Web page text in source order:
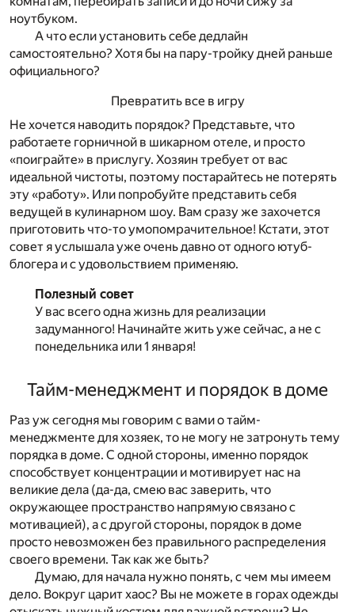
ноутбуком.
А что если установить себе дедлайн
самостоятельно? Хотя бы на пару-тройку дней раньше
официального?
Превратить все в игру
Не хочется наводить порядок? Представьте, что
работаете горничной в шикарном отеле, и просто
«поиграйте» в прислугу. Хозяин требует от вас
идеальной чистоты, поэтому постарайтесь не потерять
эту «работу». Или попробуйте представить себя
ведущей в кулинарном шоу. Вам сразу же захочется
приготовить что-то умопомрачительное! Кстати, этот
совет я услышала уже очень давно от одного ютуб-
блогера и с удовольствием применяю.
Полезный совет
У вас всего одна жизнь для реализации
задуманного! Начинайте жить уже сейчас, а не с
понедельника или 1 января!
Тайм-менеджмент и порядок в доме
Раз уж сегодня мы говорим с вами о тайм-
менеджменте для хозяек, то не могу не затронуть тему
порядка в доме. С одной стороны, именно порядок
способствует концентрации и мотивирует нас на
великие дела (да-да, смею вас заверить, что
окружающее пространство напрямую связано с
мотивацией), а с другой стороны, порядок в доме
просто невозможен без правильного распределения
своего времени. Так как же быть?
Думаю, для начала нужно понять, с чем мы имеем
дело. Вокруг царит хаос? Вы не можете в горах одежды